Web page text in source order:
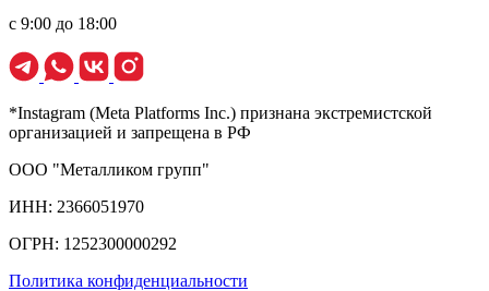
с 9:00 до 18:00
*Instagram (Meta Platforms Inc.) признана экстремистской
организацией и запрещена в РФ
ООО "Металликом групп"
ИНН: 2366051970
ОГРН: 1252300000292
Политика конфиденциальности